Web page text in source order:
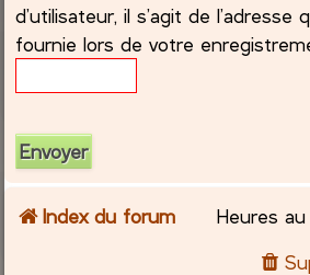
d’utilisateur, il s’agit de l’adresse
fournie lors de votre
Index du forum Heures